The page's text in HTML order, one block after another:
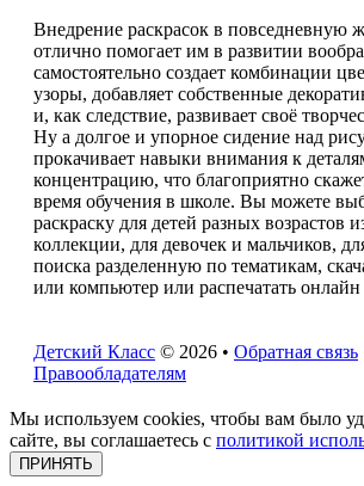
Внедрение раскрасок в повседневную
отлично помогает им в развитии
самостоятельно создает комбинации
узоры, добавляет собственные
и, как следствие, развивает своё
Ну а долгое и упорное сидение над
прокачивает навыки внимания к
концентрацию, что благоприятно
время обучения в школе. Вы можете
раскраску для детей разных возрастов
коллекции, для девочек и мальчиков,
поиска разделенную по тематикам,
или компьютер или распечатать онлайн
Детский Класс © 2026 • Обратная связь
Правообладателям
Мы используем cookies, чтобы вам было
сайте, вы соглашаетесь с политикой
ПРИНЯТЬ